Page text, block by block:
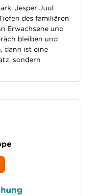
Jesper Juul
des familiären
Erwachsene und
bleiben und
dann ist eine
sondern